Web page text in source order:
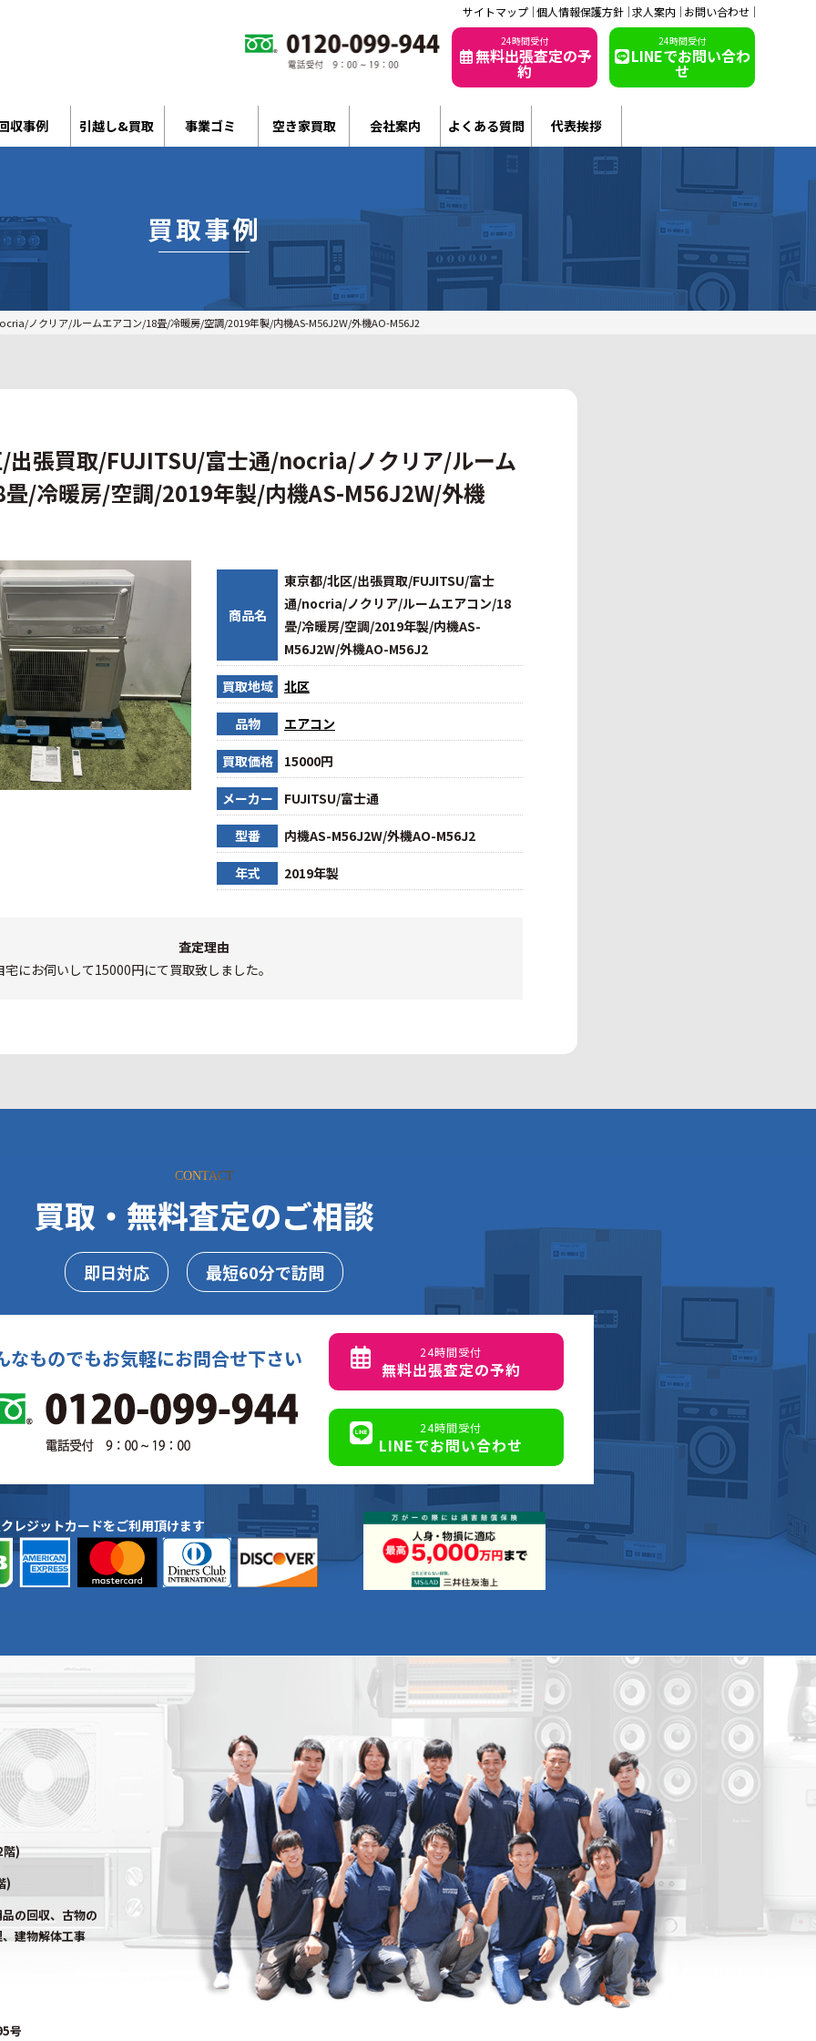
サイトマップ 個人情報保護方針 求人案内 お問い合わせ
24時間受付
無料出張査定の予
約
24時間受付
LINEでお問い合わ
せ
収事例 引越し&買取 事業ゴミ 空き家買取 会社案内 よくある質問 代表挨拶
買取事例
ノクリア/ルームエアコン/18畳/冷暖房/空調/2019年製/内機AS-M56J2W/外機AO-M56J2
出張買取/FUJITSU/富士通/nocria/ノクリア/ルーム
/冷暖房/空調/2019年製/内機AS-M56J2W/外機
商品名
東京都/北区/出張買取/FUJITSU/富士
通/nocria/ノクリア/ルームエアコン/18
畳/冷暖房/空調/2019年製/内機AS-
M56J2W/外機AO-M56J2
買取地域 北区
品物 エアコン
買取価格 15000円
メーカー FUJITSU/富士通
型番 内機AS-M56J2W/外機AO-M56J2
年式 2019年製
査定理由
にお伺いして15000円にて買取致しました。
CONTACT
買取・無料査定のご相談
即日対応 最短60分で訪問
なものでもお気軽にお問合せ下さい 24時間受付
無料出張査定の予約
24時間受付
LINEでお問い合わせ
レジットカードをご利用頂けます
)
)
の回収、古物の
建物解体工事
号